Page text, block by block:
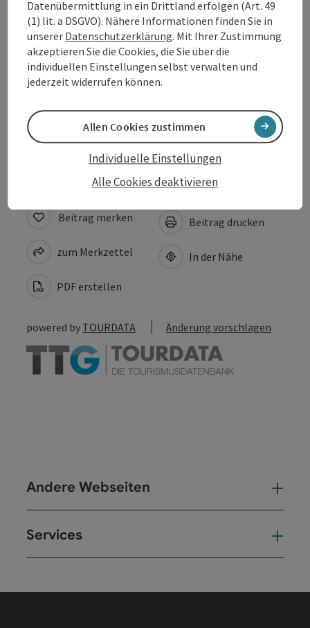
Öffnungszeiten
Anreise/Lage
Eignung
Barrierefreiheit
Beitrag merken
zum Merkzettel
PDF erstellen
Beitrag drucken
In der Nähe
powered by TOURDATA Änderung vorschlagen
Andere Webseiten
Services
Datenübermittlung in ein Drittland erfolgen (Art. 49
(1) lit. a DSGVO). Nähere Informationen finden Sie in
unserer Datenschutzerklärung. Mit Ihrer Zustimmung
akzeptieren Sie die Cookies, die Sie über die
individuellen Einstellungen selbst verwalten und
jederzeit widerrufen können.
Alle Cookies deaktivieren
Individuelle Einstellungen
Allen Cookies zustimmen